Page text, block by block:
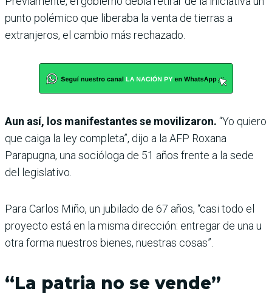
punto polémico que liberaba la venta de tierras a
extranjeros, el cambio más rechazado.
Aun así, los manifestantes se movilizaron. “Yo quiero
que caiga la ley completa”, dijo a la AFP Roxana
Parapugna, una socióloga de 51 años frente a la sede
del legislativo.
Para Carlos Miño, un jubilado de 67 años, “casi todo el
proyecto está en la misma dirección: entregar de una u
otra forma nuestros bienes, nuestras cosas”.
“La patria no se vende”